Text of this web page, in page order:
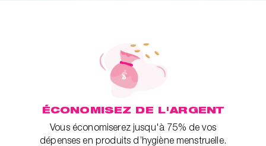
ÉCONOMISEZ DE L'ARGENT
Vous économiserez jusqu'à 75% de vos
dépenses en produits d’hygiène menstruelle.